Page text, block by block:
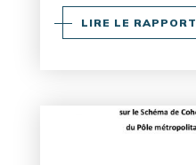
LIRE LE RAPPORT